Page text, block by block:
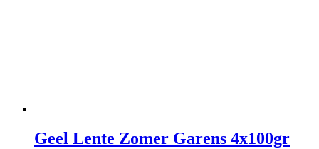
Geel Lente Zomer Garens 4x100gr